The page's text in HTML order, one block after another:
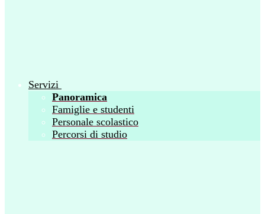
Servizi
Panoramica
Famiglie e studenti
Personale scolastico
Percorsi di studio